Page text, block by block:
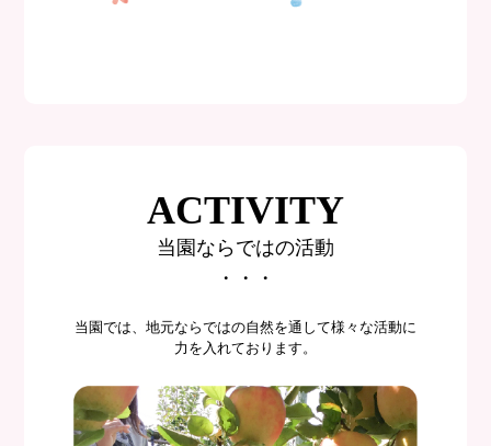
ACTIVITY
当園ならではの活動
・・・
当園では、地元ならではの自然を通して様々な活動に
力を入れております。